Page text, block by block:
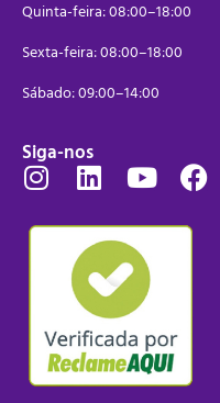
Quinta-feira: 08:00–18:00
Sexta-feira: 08:00–18:00
Sábado: 09:00–14:00
Siga-nos